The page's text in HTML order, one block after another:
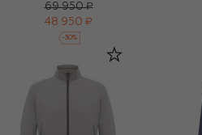
69 950 ₽
48 950 ₽
-30%